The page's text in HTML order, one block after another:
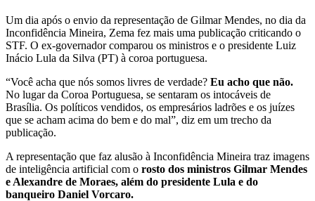
Um dia após o envio da representação de Gilmar Mendes, no dia da
Inconfidência Mineira, Zema fez mais uma publicação criticando o
STF. O ex-governador comparou os ministros e o presidente Luiz
Inácio Lula da Silva (PT) à coroa portuguesa.
“Você acha que nós somos livres de verdade? Eu acho que não.
No lugar da Coroa Portuguesa, se sentaram os intocáveis de
Brasília. Os políticos vendidos, os empresários ladrões e os juízes
que se acham acima do bem e do mal”, diz em um trecho da
publicação.
A representação que faz alusão à Inconfidência Mineira traz imagens
de inteligência artificial com o rosto dos ministros Gilmar Mendes
e Alexandre de Moraes, além do presidente Lula e do
banqueiro Daniel Vorcaro.